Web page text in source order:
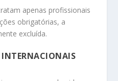
apenas profissionais
obrigatórias, a
excluída.